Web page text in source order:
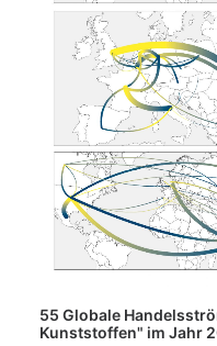
55 Globale
Kunststoffen" im Jahr